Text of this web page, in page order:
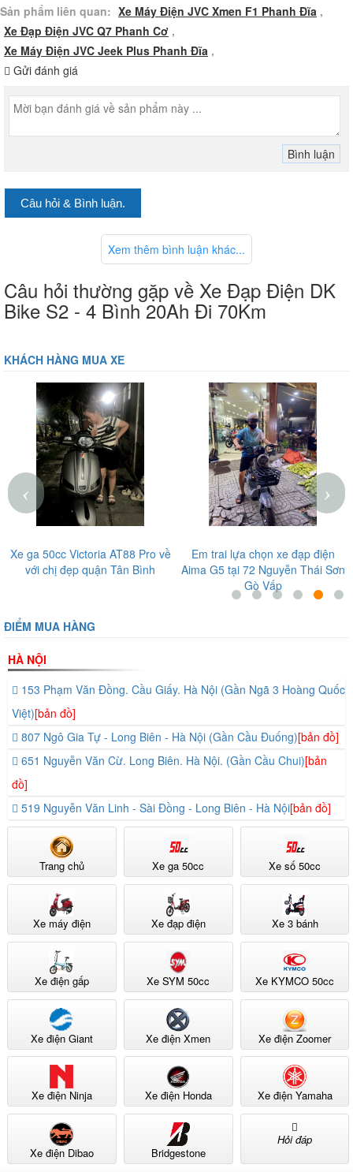
Sản phẩm liên quan: Xe Máy Điện JVC Xmen F1 Phanh Đĩa ,
Xe Đạp Điện JVC Q7 Phanh Cơ ,
Xe Máy Điện JVC Jeek Plus Phanh Đĩa ,
Gửi đánh giá
Câu hỏi & Bình luận.
Xem thêm bình luận khác...
Câu hỏi thường gặp về Xe Đạp Điện DK
Bike S2 - 4 Bình 20Ah Đi 70Km
KHÁCH HÀNG MUA XE
Xe ga 50cc Victoria AT88 Pro về
với chị đẹp quận Tân Bình
Em trai lựa chọn xe đạp điện
Aima G5 tại 72 Nguyễn Thái Sơn
Gò Vấp
‹ ›
ĐIỂM MUA HÀNG
HÀ NỘI
153 Phạm Văn Đồng. Cầu Giấy. Hà Nội (Gần Ngã 3 Hoàng Quốc
Việt)[bản đồ]
807 Ngô Gia Tự - Long Biên - Hà Nội (Gần Cầu Đuống)[bản đồ]
651 Nguyễn Văn Cừ. Long Biên. Hà Nội. (Gần Cầu Chui)[bản
đồ]
519 Nguyễn Văn Linh - Sài Đồng - Long Biên - Hà Nội[bản đồ]
Trang chủ Xe ga 50cc Xe số 50cc
Xe máy điện Xe đạp điện Xe 3 bánh
Xe điện gấp Xe SYM 50cc Xe KYMCO 50cc
Xe điện Giant Xe điện Xmen Xe điện Zoomer
Xe điện Ninja Xe điện Honda Xe điện Yamaha
Xe điện Dibao Bridgestone
Hỏi đáp